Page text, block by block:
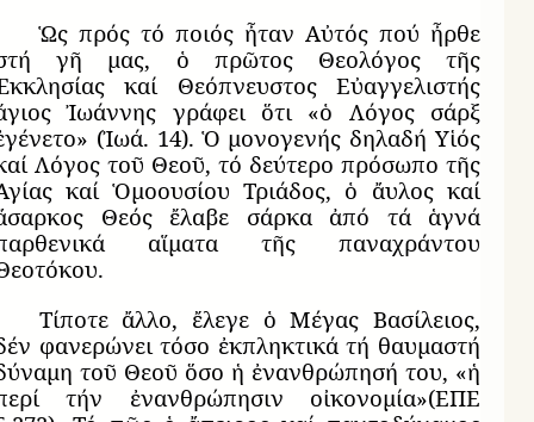
Ὡς πρός τό ποιός ἦταν Αὐτός πού ἦρθε
γῆ μας, ὁ πρῶτος Θεολόγος τῆς
καί Θεόπνευστος Εὐαγγελιστής
Ἰωάννης γράφει ὅτι «ὁ Λόγος σάρξ
(Ἰωά. 14). Ὁ μονογενής δηλαδή Υἱός
Λόγος τοῦ Θεοῦ, τό δεύτερο πρόσωπο τῆς
καί Ὁμοουσίου Τριάδος, ὁ ἄυλος καί
Θεός ἔλαβε σάρκα ἀπό τά ἁγνά
αἵματα τῆς παναχράντου
Τίποτε ἄλλο, ἔλεγε ὁ Μέγας Βασίλειος,
φανερώνει τόσο ἐκπληκτικά τή θαυμαστή
τοῦ Θεοῦ ὅσο ἡ ἐνανθρώπησή του, «ἡ
τήν ἐνανθρώπησιν οἰκονομία»(ΕΠΕ